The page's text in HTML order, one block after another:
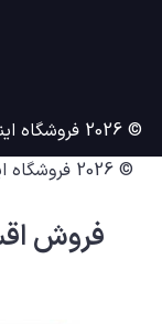
© 2026 فروشگاه اینترنتی نوشاپ. تمامی حقوق محفوظ میباشد
© 2026
فروشگاه
فروش